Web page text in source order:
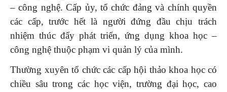
– công nghệ. Cấp ủy, tổ chức đảng và chính quyền
các cấp, trước hết là người đứng đầu chịu trách
nhiệm thúc đẩy phát triển, ứng dụng khoa học –
công nghệ thuộc phạm vi quản lý của mình.
Thường xuyên tổ chức các cấp hội thảo khoa học có
chiều sâu trong các học viện, trường đại học, cao